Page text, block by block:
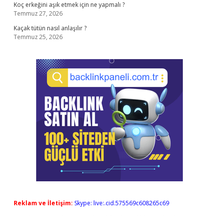
Koç erkeğini aşık etmek için ne yapmalı ?
Temmuz 27, 2026
Kaçak tütün nasıl anlaşılır ?
Temmuz 25, 2026
Reklam ve İletişim: Skype: live:.cid.575569c608265c69